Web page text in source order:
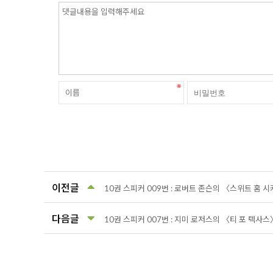
이전글 10권 스피커 009번 : 로버트 존슨의 〈스위트 홈 시
다음글 10권 스피커 007번 : 지미 로저스의 〈티 포 텍사스〉